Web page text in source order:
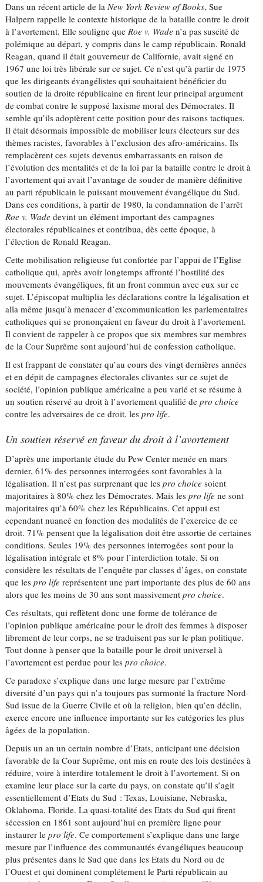
Dans un récent article de laNew York Review of Books, Sue
Halpern rappelle le contexte historique de la bataille contre le droit
à l’avortement. Elle souligne queRoe v. Waden’a pas suscité de
polémique au départ, y compris dans le camp républicain. Ronald
Reagan, quand il était gouverneur de Californie, avait signé en
1967 une loi très libérale sur ce sujet. Ce n’est qu’à partir de 1975
que les dirigeants évangélistes qui souhaitaient bénéficier du
soutien de la droite républicaine en firent leur principal argument
de combat contre le supposé laxisme moral des Démocrates. Il
semble qu’ils adoptèrent cette position pour des raisons tactiques.
Il était désormais impossible de mobiliser leurs électeurs sur des
thèmes racistes, favorables à l’exclusion des afro-américains. Ils
remplacèrent ces sujets devenus embarrassants en raison de
l’évolution des mentalités et de la loi par la bataille contre le droit à
l’avortement qui avait l’avantage de souder de manière définitive
au parti républicain le puissant mouvement évangélique du Sud.
Dans ces conditions, à partir de 1980, la condamnation de l’arrêt
Roe v. Wade devint un élément important des campagnes
électorales républicaines et contribua, dès cette époque, à
l’élection de Ronald Reagan.
Cette mobilisation religieuse fut confortée par l’appui de l’Eglise
catholique qui, après avoir longtemps affronté l’hostilité des
mouvements évangéliques, fit un front commun avec eux sur ce
sujet. L’épiscopat multiplia les déclarations contre la légalisation et
alla même jusqu’à menacer d’excommunication les parlementaires
catholiques qui se prononçaient en faveur du droit à l’avortement.
Il convient de rappeler à ce propos que six membres sur membres
de la Cour Suprême sont aujourd’hui de confession catholique.
Il est frappant de constater qu’au cours des vingt dernières années
et en dépit de campagnes électorales clivantes sur ce sujet de
société, l’opinion publique américaine a peu varié et se résume à
un soutien réservé au droit à l’avortement qualifié depro choice
contre les adversaires de ce droit, lespro life.
Un soutien réservé en faveur du droit à l’avortement
D’après une importante étude du Pew Center menée en mars
dernier, 61% des personnes interrogées sont favorables à la
légalisation. Il n’est pas surprenant que lespro choice soient
majoritaires à 80% chez les Démocrates. Mais lespro life ne sont
majoritaires qu’à 60% chez les Républicains. Cet appui est
cependant nuancé en fonction des modalités de l’exercice de ce
droit. 71% pensent que la légalisation doit être assortie de certaines
conditions. Seules 19% des personnes interrogées sont pour la
légalisation intégrale et 8% pour l’interdiction totale. Si on
considère les résultats de l’enquête par classes d’âges, on constate
que lespro life représentent une part importante des plus de 60 ans
alors que les moins de 30 ans sont massivementpro choice.
Ces résultats, qui reflètent donc une forme de tolérance de
l’opinion publique américaine pour le droit des femmes à disposer
librement de leur corps, ne se traduisent pas sur le plan politique.
Tout donne à penser que la bataille pour le droit universel à
l’avortement est perdue pour lespro choice.
Ce paradoxe s’explique dans une large mesure par l’extrême
diversité d’un pays qui n’a toujours pas surmonté la fracture Nord-
Sud issue de la Guerre Civile et où la religion, bien qu’en déclin,
exerce encore une influence importante sur les catégories les plus
âgées de la population.
Depuis un an un certain nombre d’Etats, anticipant une décision
favorable de la Cour Suprême, ont mis en route des lois destinées à
réduire, voire à interdire totalement le droit à l’avortement. Si on
examine leur place sur la carte du pays, on constate qu’il s’agit
essentiellement d’Etats du Sud : Texas, Louisiane, Nebraska,
Oklahoma, Floride. La quasi-totalité des Etats du Sud qui firent
sécession en 1861 sont aujourd’hui en première ligne pour
instaurer lepro life. Ce comportement s’explique dans une large
mesure par l’influence des communautés évangéliques beaucoup
plus présentes dans le Sud que dans les Etats du Nord ou de
l’Ouest et qui dominent complétement le Parti républicain au